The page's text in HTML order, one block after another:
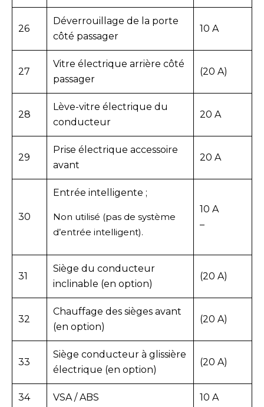
26
Déverrouillage de la porte
côté passager
10 A
27
Vitre électrique arrière côté
passager
(20 A)
28
Lève-vitre électrique du
conducteur
20 A
29
Prise électrique accessoire
avant
20 A
30
Entrée intelligente ;
Non utilisé (pas de système
d’entrée intelligent).
10 A
–
31
Siège du conducteur
inclinable (en option)
(20 A)
32
Chauffage des sièges avant
(en option)
(20 A)
33
Siège conducteur à glissière
électrique (en option)
(20 A)
34 VSA / ABS 10 A